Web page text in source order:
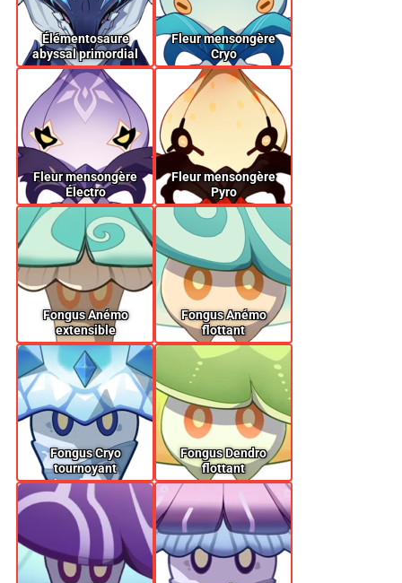
Élémentosaure
abyssal primordial
Fleur mensongère
Cryo
Fleur mensongère
Électro
Fleur mensongère
Pyro
Fongus Anémo
extensible
Fongus Anémo
flottant
Fongus Cryo
tournoyant
Fongus Dendro
flottant